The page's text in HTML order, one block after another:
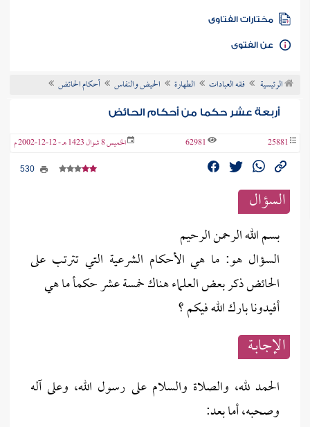
فتاوى معاصرة
مختارات الفتاوى
الفتوى
الرئيسية فقه العبادات الطهارة الحيض والنفاس أحكام الحائض
أربعة عشر حكما من أحكام الحائض
25881
62981 الخميس 8 شوال 1423 هـ - 12-12-2002 م
السؤال
بسم الله الرحمن الرحيم
السؤال هو: ما هي الأحكام الشرعية التي تترتب على
الحائض ذكر بعض العلماء هناك خمسة عشر حكمأ ما هي
أفيدونا بارك الله فيكم ؟
الإجابــة
الحمد لله، والصلاة والسلام على رسول الله، وعلى آله
وصحبه، أما بعد: